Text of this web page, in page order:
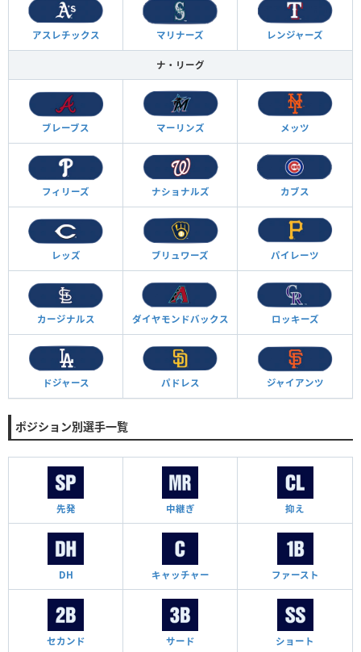
アスレチックス マリナーズ レンジャーズ
ナ・リーグ
ブレーブス マーリンズ メッツ
フィリーズ ナショナルズ カブス
レッズ ブリュワーズ パイレーツ
カージナルス ダイヤモンドバックス ロッキーズ
ドジャース パドレス ジャイアンツ
ポジション別選手一覧
先発 中継ぎ 抑え
DH キャッチャー ファースト
セカンド サード ショート